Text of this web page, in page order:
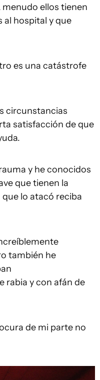
menudo ellos tienen
al hospital y que
es una catástrofe
circunstancias
satisfacción de que
y he conocidos
que tienen la
lo atacó reciba
también he
rabia y con afán de
de mi parte no